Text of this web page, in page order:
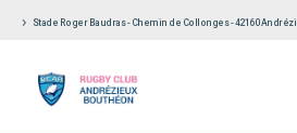
Stade Roger Baudras - Chemin de Collonges - 42160
les +35 des « 5glés » vice-